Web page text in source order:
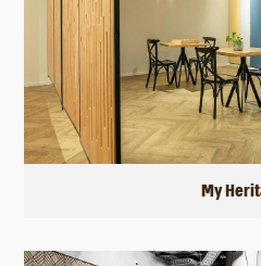
My